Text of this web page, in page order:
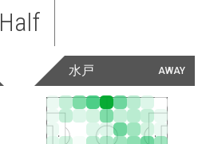
Half
AWAY
水戸